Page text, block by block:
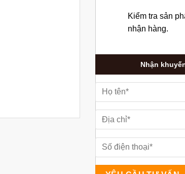
Kiểm tra sản
nhận hàng.
Nhận